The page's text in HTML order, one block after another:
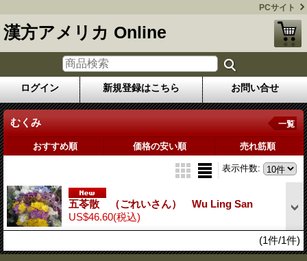
PCサイト
漢方アメリカ Online
ログイン 新規登録はこちら お問い合せ
むくみ 一覧
おすすめ順 価格の安い順 売れ筋順
表示件数:
五苓散 （ごれいさん） Wu Ling San
US$46.60(税込)
(1件/1件)